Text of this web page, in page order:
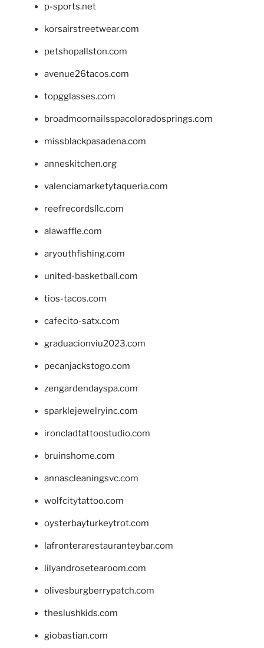
p-sports.net
korsairstreetwear.com
petshopallston.com
avenue26tacos.com
topgglasses.com
broadmoornailsspacoloradosprings.com
missblackpasadena.com
anneskitchen.org
valenciamarketytaqueria.com
reefrecordsllc.com
alawaffle.com
aryouthfishing.com
united-basketball.com
tios-tacos.com
cafecito-satx.com
graduacionviu2023.com
pecanjackstogo.com
zengardendayspa.com
sparklejewelryinc.com
ironcladtattoostudio.com
bruinshome.com
annascleaningsvc.com
wolfcitytattoo.com
oysterbayturkeytrot.com
lafronterarestauranteybar.com
lilyandrosetearoom.com
olivesburgberrypatch.com
theslushkids.com
giobastian.com